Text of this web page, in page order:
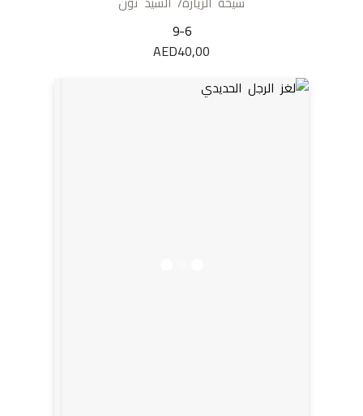
9-6
AED40,00